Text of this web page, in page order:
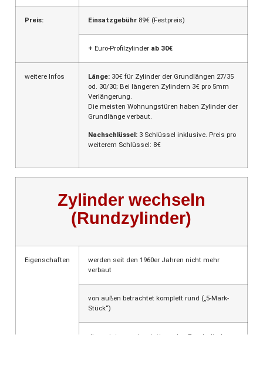
Preis: Einsatzgebühr89€ (Festpreis)
+ Euro-Profilzylinder ab 30€
weitere Infos Länge:30€ für Zylinder der Grundlängen 27/35
od. 30/30; Bei längeren Zylindern 3€ pro 5mm
Verlängerung.
Die meisten Wohnungstüren haben Zylinder der
Grundlänge verbaut.
Nachschlüssel:3 Schlüssel inklusive. Preis pro
weiterem Schlüssel: 8€
Zylinder wechseln
(Rundzylinder)
Eigenschaften
werden seit den 1960er Jahren nicht mehr
verbaut
von außen betrachtet komplett rund („5-Mark-
Stück“)
die meisten noch existierenden Rundzylinder